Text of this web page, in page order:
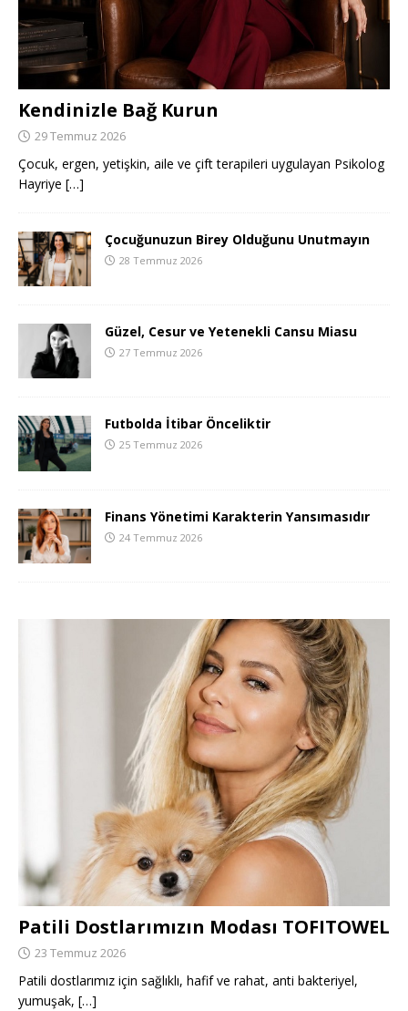
Kendinizle Bağ Kurun
29 Temmuz 2026
Çocuk, ergen, yetişkin, aile ve çift terapileri uygulayan Psikolog
Hayriye […]
Çocuğunuzun Birey Olduğunu Unutmayın
28 Temmuz 2026
Güzel, Cesur ve Yetenekli Cansu Miasu
27 Temmuz 2026
Futbolda İtibar Önceliktir
25 Temmuz 2026
Finans Yönetimi Karakterin Yansımasıdır
24 Temmuz 2026
Patili Dostlarımızın Modası TOFITOWEL
23 Temmuz 2026
Patili dostlarımız için sağlıklı, hafif ve rahat, anti bakteriyel,
yumuşak, […]